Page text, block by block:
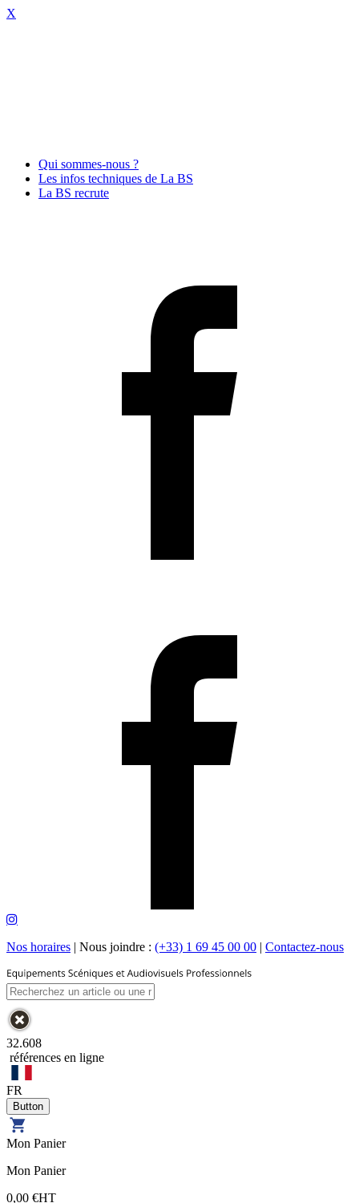
X
Qui sommes-nous ?
Les infos techniques de La BS
La BS recrute
Nos horaires | Nous joindre : (+33) 1 69 45 00 00 | Contactez-nous
32.608
références en ligne
FR
Mon Panier
Mon Panier
0,00 €HT